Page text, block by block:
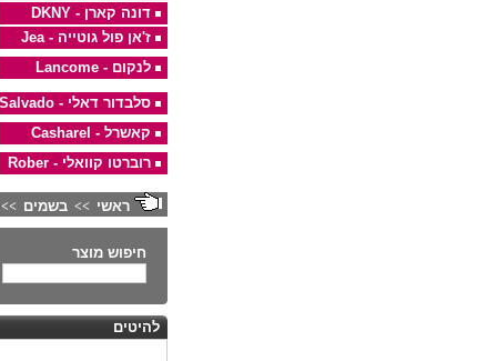
דונה קארן - DKNY
ז'אן פול גוטייה - Jea
לנקום - Lancome
סלבדור דאלי - Salvado
קאשרל - Casharel
רוברטו קוואלי - Rober
ראשי >> בשמים >>
חיפוש מוצר
להיטים